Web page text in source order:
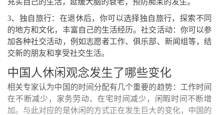
3、独自旅行：在退休后，你可以选择独自旅行，探索不同
的地方和文化，丰富自己的生活经历。社交活动：你可以参
加各种社交活动，例如志愿者工作、俱乐部、新闻组等，结
交新的朋友和享受社交生活。
中国人休闲观念发生了哪些变化
相关专家认为中国的时间分配有几个重要的趋势：工作时间
在不断减少，家务劳动、在宅时间减少，闲暇时间不断增
加。与此对应的是休闲的方式正在发生巨大的变化，中国的